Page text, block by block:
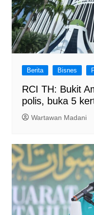
Berita Bisnes
RCI TH: Bukit
polis, buka 5
Wartawan Madani